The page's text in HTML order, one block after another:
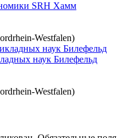
SRH Хамм
Westfalen)
наук Билефельд
Westfalen)